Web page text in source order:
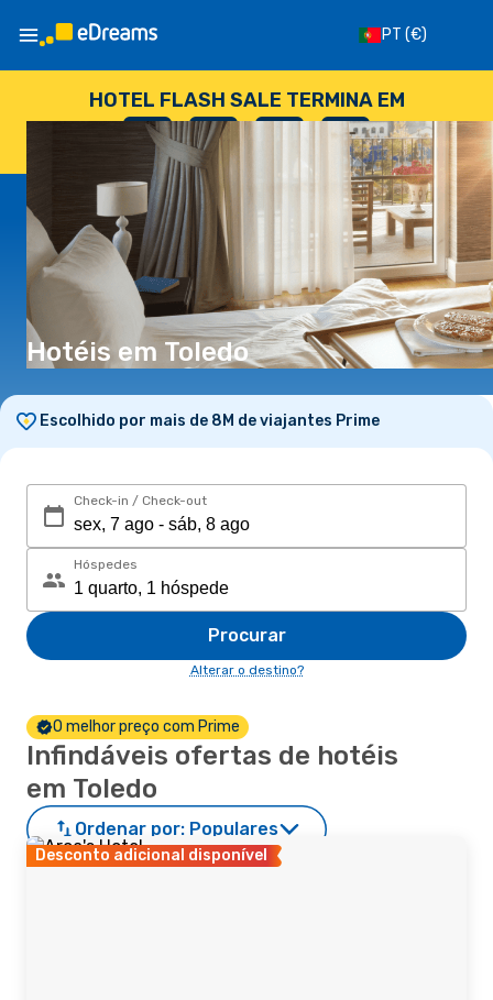
PT (€)
HOTEL FLASH SALE TERMINA EM
--
DIAS
: --
HORAS
: --
SEGUNDOS
Hotéis em Toledo
Escolhido por mais de 8M de viajantes Prime
Check-in / Check-out
Hóspedes
Procurar
Alterar o destino?
O melhor preço com Prime
Infindáveis ofertas de hotéis
em Toledo
Ordenar por: Populares
Desconto adicional disponível